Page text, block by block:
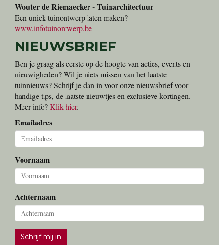
Wouter de Riemaecker - Tuinarchitectuur
Een uniek tuinontwerp laten maken?
www.infotuinontwerp.be
NIEUWSBRIEF
Ben je graag als eerste op de hoogte van acties, events en
nieuwigheden? Wil je niets missen van het laatste
tuinnieuws? Schrijf je dan in voor onze nieuwsbrief voor
handige tips, de laatste nieuwtjes en exclusieve kortingen.
Meer info?Klik hier.
Emailadres
Voornaam
Achternaam
Schrijf mij in